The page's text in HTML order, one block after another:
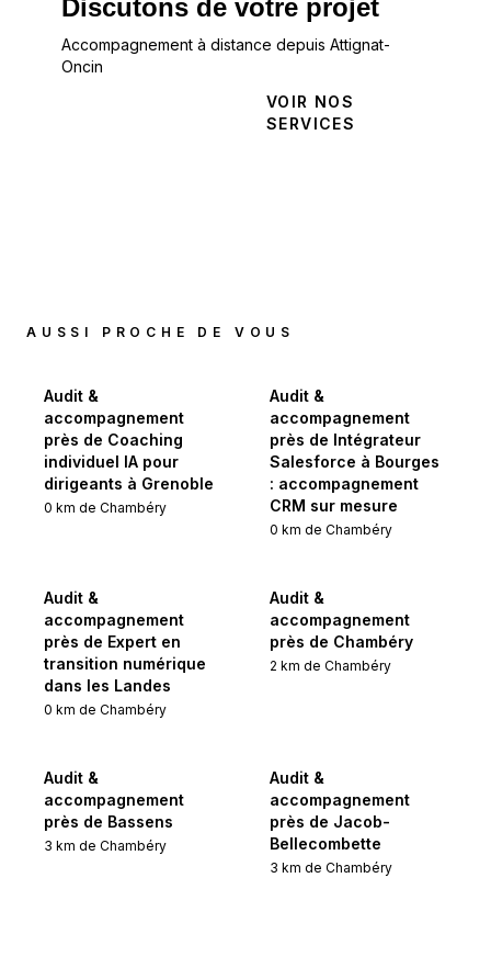
Discutons de votre projet
Accompagnement à distance depuis Attignat-
Oncin
VOIR NOS
SERVICES
AUSSI PROCHE DE VOUS
Audit &
accompagnement
près de Coaching
individuel IA pour
dirigeants à Grenoble
0 km de Chambéry
Audit &
accompagnement
près de Intégrateur
Salesforce à Bourges
: accompagnement
CRM sur mesure
0 km de Chambéry
Audit &
accompagnement
près de Expert en
transition numérique
dans les Landes
0 km de Chambéry
Audit &
accompagnement
près de Chambéry
2 km de Chambéry
Audit &
accompagnement
près de Bassens
3 km de Chambéry
Audit &
accompagnement
près de Jacob-
Bellecombette
3 km de Chambéry